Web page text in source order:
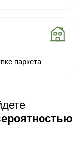
паркета